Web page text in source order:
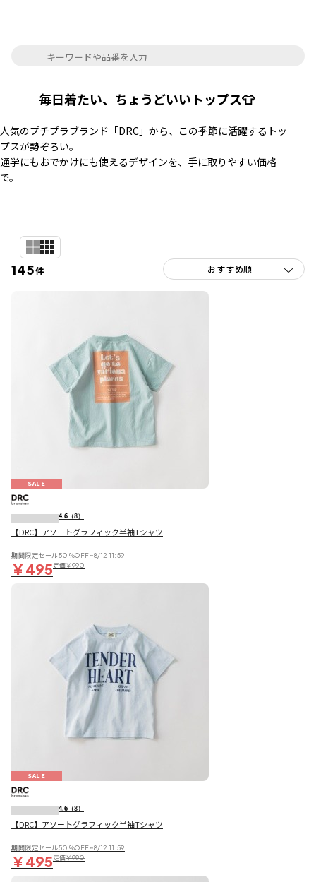
毎日着たい、ちょうどいいトップス👕
人気のプチプラブランド「DRC」から、この季節に活躍するトッ
プスが勢ぞろい。
通学にもおでかけにも使えるデザインを、手に取りやすい価格
で。
145件
SALE
4.6 （8）
【DRC】アソートグラフィック半袖Tシャツ
期間限定セール50％OFF~8/12 11:59
￥495定価￥990
SALE
4.6 （8）
【DRC】アソートグラフィック半袖Tシャツ
期間限定セール50％OFF~8/12 11:59
￥495定価￥990